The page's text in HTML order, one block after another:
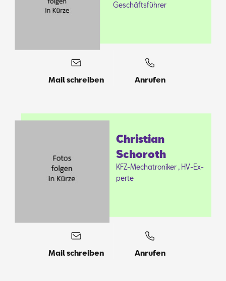
Ge­schäfts­füh­rer
Mail schreiben Anrufen
Chris­ti­an
Scho­roth
KFZ-Me­cha­tro­ni­ker , HV-Ex­
per­te
Mail schreiben Anrufen